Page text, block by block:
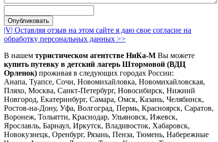
|V| Оставляя отзыв на этом сайте я даю свое согласие на
обработку персональных данных >>
В нашем туристическом агентстве НиКа-М Вы можете
купить путевку в детский лагерь Штормовой (ВДЦ
Орленок) проживая в следующих городах России:
Анапа, Туапсе, Сочи, Новомихайловка, Новомихайловская,
Пляхо, Москва, Санкт-Петербург, Новосибирск, Нижний
Новгород, Екатеринбург, Самара, Омск, Казань, Челябинск,
Ростов-на-Дону, Уфа, Волгоград, Пермь, Красноярск, Саратов,
Воронеж, Тольятти, Краснодар, Ульяновск, Ижевск,
Ярославль, Барнаул, Иркутск, Владивосток, Хабаровск,
Новокузнецк, Оренбург, Рязань, Пенза, Тюмень, Набережные